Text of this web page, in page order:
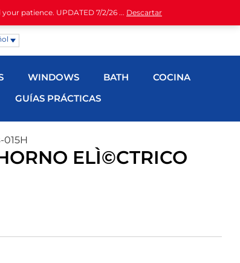
patience. UPDATED 7/2/26 ... Descartar
WINDOWS BATH
COCINA
GUÍAS PRÁCTICAS
ELÌ©CTRICO